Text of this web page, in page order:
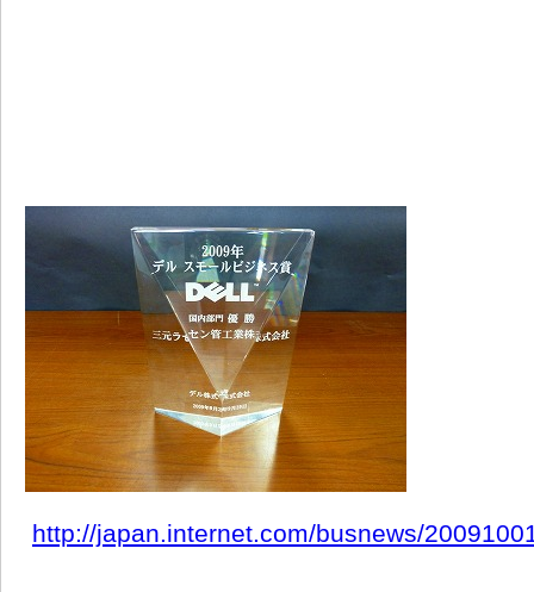
http://japan.internet.com/busnews/